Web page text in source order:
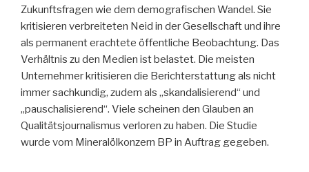
Zukunftsfragen wie dem demografischen Wandel. Sie
kritisieren verbreiteten Neid in der Gesellschaft und ihre
als permanent erachtete öffentliche Beobachtung. Das
Verhältnis zu den Medien ist belastet. Die meisten
Unternehmer kritisieren die Berichterstattung als nicht
immer sachkundig, zudem als „skandalisierend“ und
„pauschalisierend“. Viele scheinen den Glauben an
Qualitätsjournalismus verloren zu haben. Die Studie
wurde vom Mineralölkonzern BP in Auftrag gegeben.